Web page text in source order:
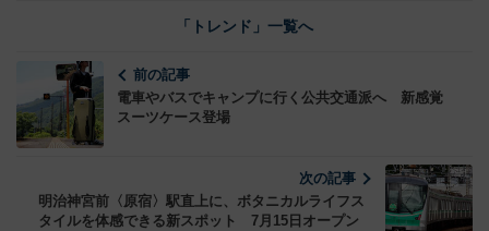
「トレンド」一覧へ
前の記事
電車やバスでキャンプに行く公共交通派へ 新感覚
スーツケース登場
次の記事
明治神宮前〈原宿〉駅直上に、ボタニカルライフス
タイルを体感できる新スポット 7月15日オープン